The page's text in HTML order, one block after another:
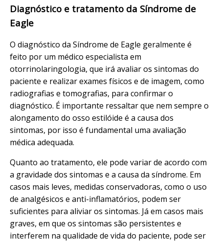
Diagnóstico e tratamento da Síndrome de
Eagle
O diagnóstico da Síndrome de Eagle geralmente é
feito por um médico especialista em
otorrinolaringologia, que irá avaliar os sintomas do
paciente e realizar exames físicos e de imagem, como
radiografias e tomografias, para confirmar o
diagnóstico. É importante ressaltar que nem sempre o
alongamento do osso estilóide é a causa dos
sintomas, por isso é fundamental uma avaliação
médica adequada.
Quanto ao tratamento, ele pode variar de acordo com
a gravidade dos sintomas e a causa da síndrome. Em
casos mais leves, medidas conservadoras, como o uso
de analgésicos e anti-inflamatórios, podem ser
suficientes para aliviar os sintomas. Já em casos mais
graves, em que os sintomas são persistentes e
interferem na qualidade de vida do paciente, pode ser